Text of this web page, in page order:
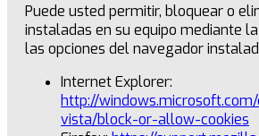
Puede usted permitir, bloquear o
instaladas en su equipo mediante
las opciones del navegador
Internet Explorer:
http://
vista/block-or-allow-cookies